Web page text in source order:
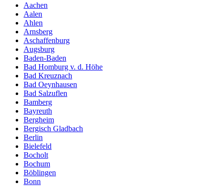
Aachen
Aalen
Ahlen
Arnsberg
Aschaffenburg
Augsburg
Baden-Baden
Bad Homburg v. d. Höhe
Bad Kreuznach
Bad Oeynhausen
Bad Salzuflen
Bamberg
Bayreuth
Bergheim
Bergisch Gladbach
Berlin
Bielefeld
Bocholt
Bochum
Böblingen
Bonn